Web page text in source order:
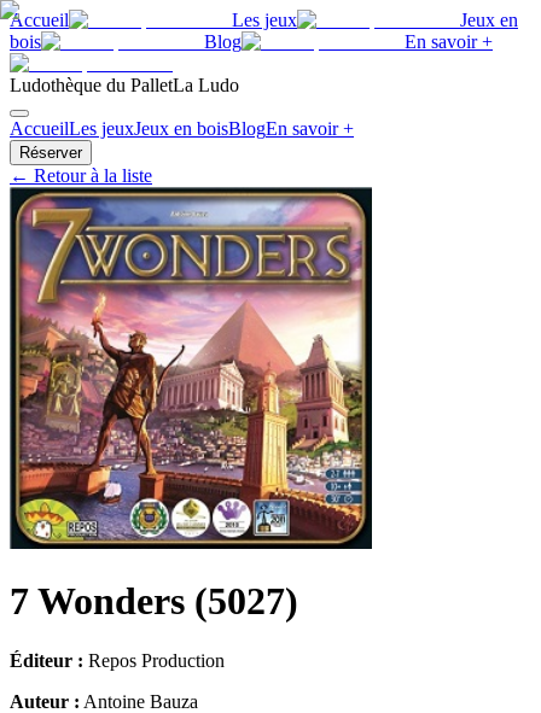
Accueil Les jeux
Jeux en
bois
Blog En savoir +
Ludothèque du PalletLa Ludo
AccueilLes jeuxJeux en boisBlogEn savoir +
Réserver
← Retour à la liste
7 Wonders (5027)
Éditeur : Repos Production
Auteur : Antoine Bauza